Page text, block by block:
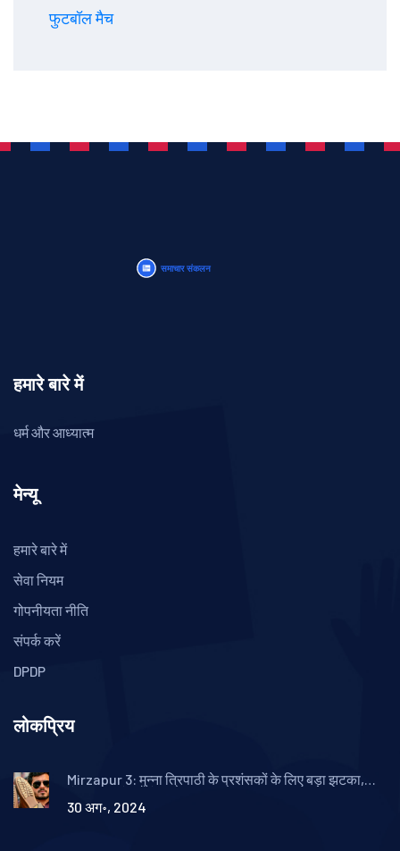
फुटबॉल मैच
हमारे बारे में
धर्म और आध्यात्म
मेन्यू
हमारे बारे में
सेवा नियम
गोपनीयता नीति
संपर्क करें
DPDP
लोकप्रिय
Mirzapur 3: मुन्‍ना त्रिपाठी के प्रशंसकों के लिए बड़ा झटका,
30 अग॰, 2024